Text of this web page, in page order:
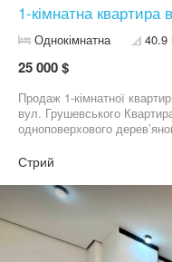
1-кімнатна квартира
Однокімнатна 40.9
25 000 $
Продаж 1-кімнатної
вул. Грушевського
одноповерхового
м² Кухня: 15,0 м² Опалення:
зручне планування з
інфраструктура
продуктовий супермаркет
транспорту та все
Деталі та огляд квартири
Стрий